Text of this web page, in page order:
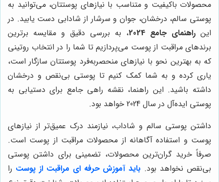
محصولات باکیفیت و متناسب با نیازهای پوستتان، می‌توانید به
پوستی سالم، درخشان، جوان و سرشار از شادابی دست یابید. در
این راهنمای جامع 2024
، به بررسی دقیق و مقایسه برترین
برندهای مراقبت از پوست می‌پردازیم تا شما را در انتخاب روتینی
که به بهترین نحو با نیازهای منحصربه‌فرد پوستتان سازگار است،
یاری کرده و به شما کمک کنیم تا پوستی بی‌نقص و درخشان
داشته باشید. این راهنما، نقشه راهی جامع برای دستیابی به
پوستی ایده‌آل در سال 2024 خواهد بود.
داشتن پوستی سالم و شاداب، نیازمند درک عمیق‌تر از نیازهای
پوست و استفاده آگاهانه از محصولات مراقبت از پوست است.
صرفاً خرید گران‌ترین محصولات، تضمینی برای داشتن پوستی
بی‌نقص نخواهد بود. باید آموزش حرفه ای مراقبت از پوست را